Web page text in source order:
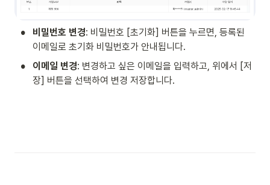
• 비밀번호 변경: 비밀번호 [초기화] 버튼을 누르면, 등록된
이메일로 초기화 비밀번호가 안내됩니다.
• 이메일 변경: 변경하고 싶은 이메일을 입력하고, 위에서 [저
장] 버튼을 선택하여 변경 저장합니다.